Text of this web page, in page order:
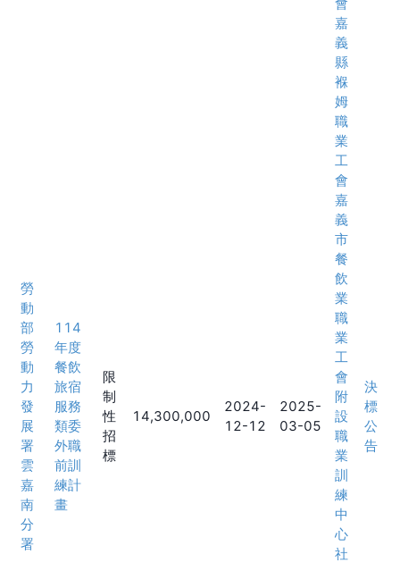
勞
動
部
勞
動
力
發
展
署
雲
嘉
南
分
署
114
年度
餐飲
旅宿
服務
類委
外職
前訓
練計
畫
限
制
性
招
標
14,300,000
2024-
12-12
2025-
03-05
嘉
義
縣
褓
姆
職
業
工
會
嘉
義
市
餐
飲
業
職
業
工
會
附
設
職
業
訓
練
中
心
社
決
標
公
告